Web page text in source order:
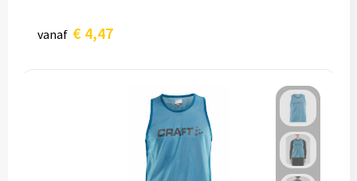
vanaf € 4,47